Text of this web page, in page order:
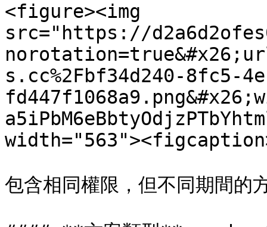
<figure><img
src="https://
s.cc%2Fbf34d240-8fc5-
包含相同權限，但不同期間的